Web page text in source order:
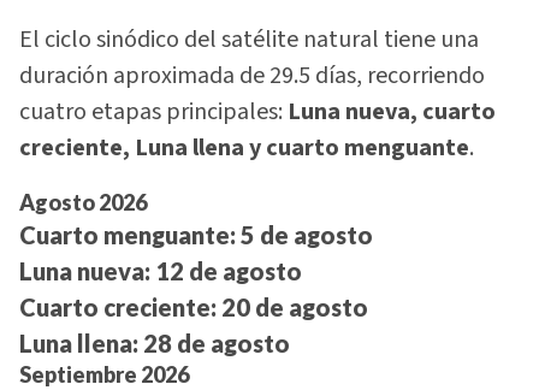
El ciclo sinódico del satélite natural tiene una
duración aproximada de 29.5 días, recorriendo
cuatro etapas principales: Luna nueva, cuarto
creciente, Luna llena y cuarto menguante.
Agosto 2026
Cuarto menguante: 5 de agosto
Luna nueva: 12 de agosto
Cuarto creciente: 20 de agosto
Luna llena: 28 de agosto
Septiembre 2026